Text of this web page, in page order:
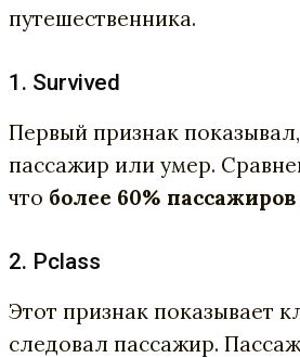
путешественника.
1. Survived
Первый признак
пассажир или умер.
что более 60%
2. Pclass
Этот признак показывает
следовал пассажир.